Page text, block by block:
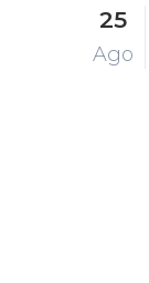
25
Ago